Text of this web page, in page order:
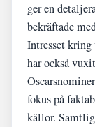
ger en
bekräftade
Intresset
har också
fokus på
källor.